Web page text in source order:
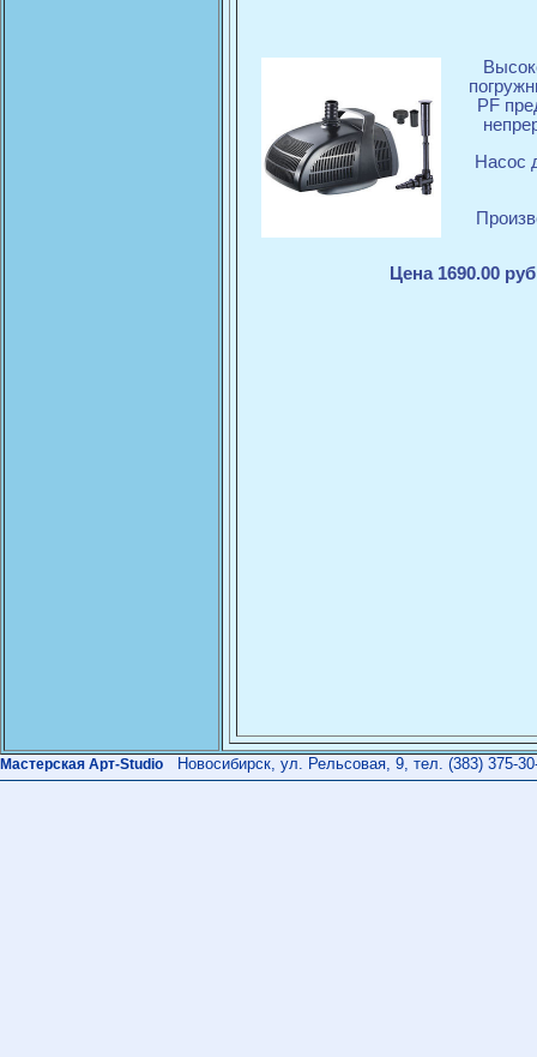
PF
Насос
Цена 1690.00
Мастерская Арт-Studio Новосибирск, ул. Рельсовая, 9, тел. (383) 375-